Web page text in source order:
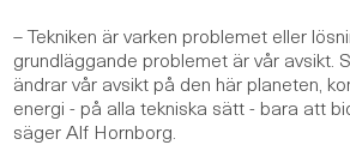
–Tekniken är varken problemet eller
grundläggande problemet är vår avsikt.
ändrar vår avsikt på den här planeten,
energi - på alla tekniska sätt - bara att
säger Alf Hornborg.